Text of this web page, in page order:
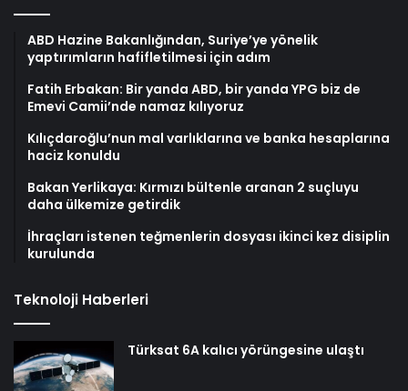
ABD Hazine Bakanlığından, Suriye’ye yönelik
yaptırımların hafifletilmesi için adım
Fatih Erbakan: Bir yanda ABD, bir yanda YPG biz de
Emevi Camii’nde namaz kılıyoruz
Kılıçdaroğlu’nun mal varlıklarına ve banka hesaplarına
haciz konuldu
Bakan Yerlikaya: Kırmızı bültenle aranan 2 suçluyu
daha ülkemize getirdik
İhraçları istenen teğmenlerin dosyası ikinci kez disiplin
kurulunda
Teknoloji Haberleri
Türksat 6A kalıcı yörüngesine ulaştı